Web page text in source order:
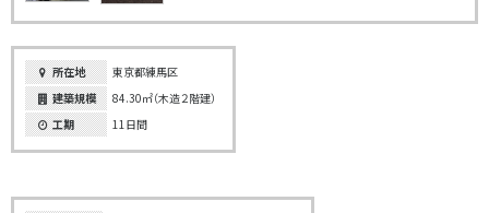
所在地
東京都練馬区
建築規模
84.30㎡（木造２階建）
工期
11日間